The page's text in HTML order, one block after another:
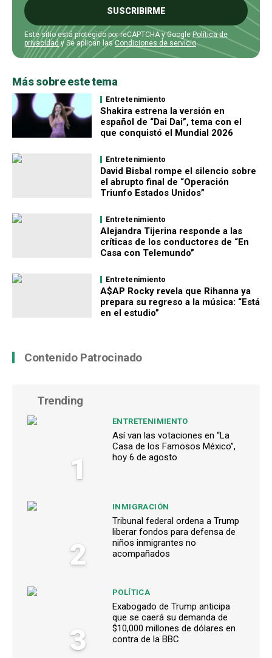
SUSCRIBIRME
Este sitio está protegido por reCAPTCHA y Google Política de
privacidad y Se aplican lasCondiciones de servicio.
Más sobre este tema
Entretenimiento
Shakira estrena la versión en
español de “Dai Dai”, tema con el
que conquistó el Mundial 2026
Entretenimiento
David Bisbal rompe el silencio sobre
el abrupto final de “Operación
Triunfo Estados Unidos”
Entretenimiento
Alejandra Tijerina responde a las
críticas de los conductores de “En
Casa con Telemundo”
Entretenimiento
A$AP Rocky revela que Rihanna ya
prepara su regreso a la música: “Está
en el estudio”
Contenido Patrocinado
Trending
1
ENTRETENIMIENTO
Así van las votaciones en “La
Casa de los Famosos México”,
hoy 6 de agosto
2
INMIGRACIÓN
Tribunal federal ordena a Trump
liberar fondos para defensa de
niños inmigrantes no
acompañados
3
POLÍTICA
Exabogado de Trump anticipa
que se caerá su demanda de
$10,000 millones de dólares en
contra de la BBC